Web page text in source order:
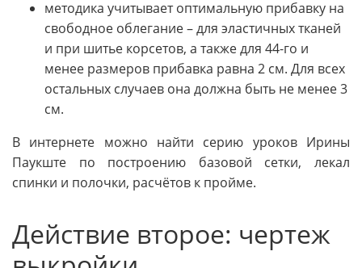
методика учитывает оптимальную прибавку на
свободное облегание – для эластичных тканей
и при шитье корсетов, а также для 44-го и
менее размеров прибавка равна 2 см. Для всех
остальных случаев она должна быть не менее 3
см.
В интернете можно найти серию уроков Ирины
Паукште по построению базовой сетки, лекал
спинки и полочки, расчётов к пройме.
Действие второе: чертеж